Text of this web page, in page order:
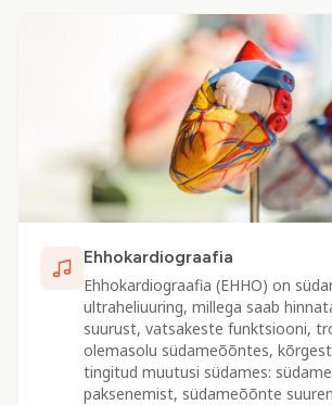
Ehhokardiograafia
Ehhokardiograafia (EHHO) on
ultraheliuuring, millega saab
suurust, vatsakeste funktsiooni,
olemasolu südameõõntes,
tingitud muutusi südames:
paksenemist, südameõõnte